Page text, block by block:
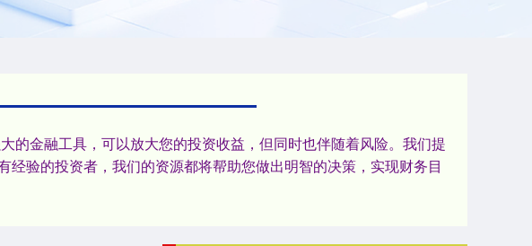
的金融工具，可以放大您的投资收益，但同时也伴随着风险。我们提
验的投资者，我们的资源都将帮助您做出明智的决策，实现财务目